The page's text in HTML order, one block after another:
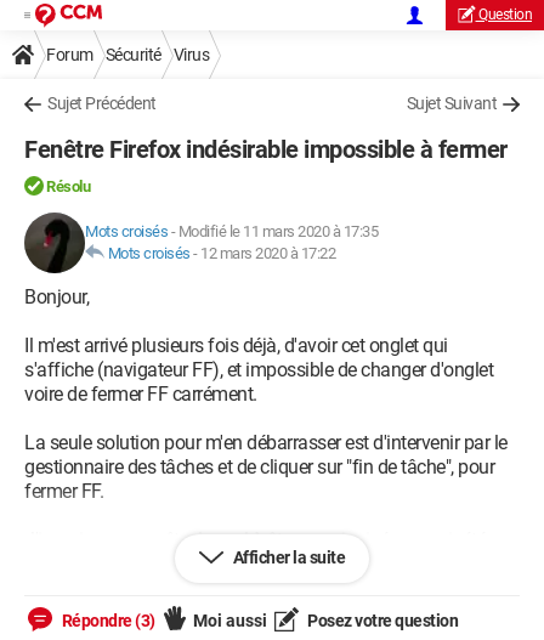
Question
Forum Sécurité Virus
Sujet Précédent Sujet Suivant
Fenêtre Firefox indésirable impossible à fermer
Résolu
Mots croisés - Modifié le 11 mars 2020 à 17:35
Mots croisés - 12 mars 2020 à 17:22
Bonjour,
Il m'est arrivé plusieurs fois déjà, d'avoir cet onglet qui
s'affiche (navigateur FF), et impossible de changer d'onglet
voire de fermer FF carrément.
La seule solution pour m'en débarrasser est d'intervenir par le
gestionnaire des tâches et de cliquer sur "fin de tâche", pour
fermer FF.
J'imagine ne pas être le seul à être enquiquiné ou avoir été
enquiquiné par cette fenêtre.
Si quelqu'un peut m'en dire plus.
Afficher la suite
Répondre (3) Moi aussi Posez votre question